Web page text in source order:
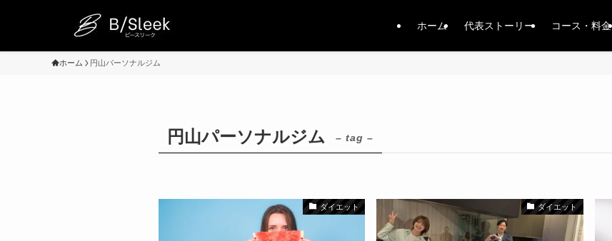
ホーム 代表ストーリー コース・料金
ホーム 円山パーソナルジム
円山パーソナルジム – tag –
ダイエット ダイエット